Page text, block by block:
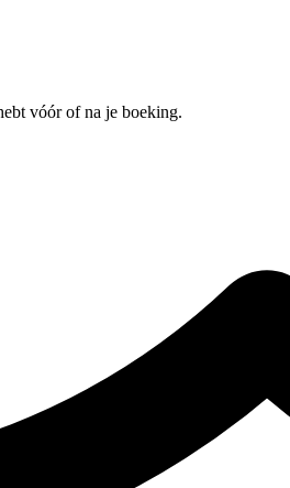
vóór of na je boeking.